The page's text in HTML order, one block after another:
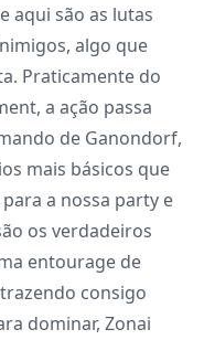
aqui são as lutas
algo que
Praticamente do
a ação passa
de Ganondorf,
mais básicos que
a nossa party e
os verdadeiros
entourage de
consigo
dominar, Zonai